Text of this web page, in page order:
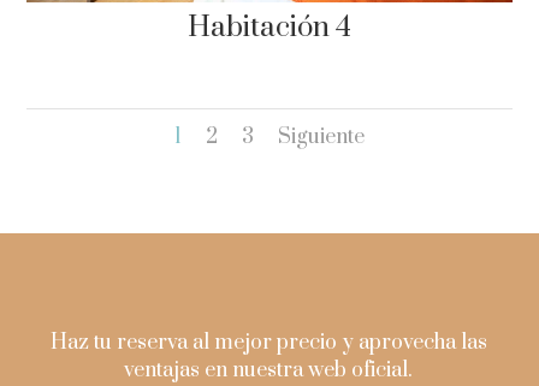
Habitación 4
1 2 3 Siguiente
Haz tu reserva al mejor precio y aprovecha las
ventajas en nuestra web oficial.